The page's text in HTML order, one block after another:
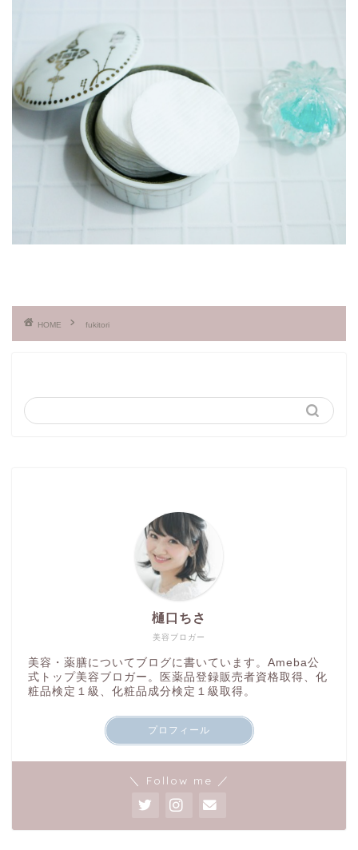
HOME fukitori
美容ブロガー
樋口ちさ
美容・薬膳についてブログに書いています。Ameba公
式トップ美容ブロガー。医薬品登録販売者資格取得、化
粧品検定１級、化粧品成分検定１級取得。
プロフィール
＼ Follow me ／